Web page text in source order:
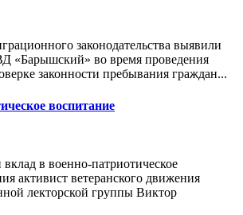
законодательства выявили
«Барышский» во время проведения
законности пребывания граждан...
воспитание
в военно-патриотическое
активист ветеранского движения
лекторской группы Виктор